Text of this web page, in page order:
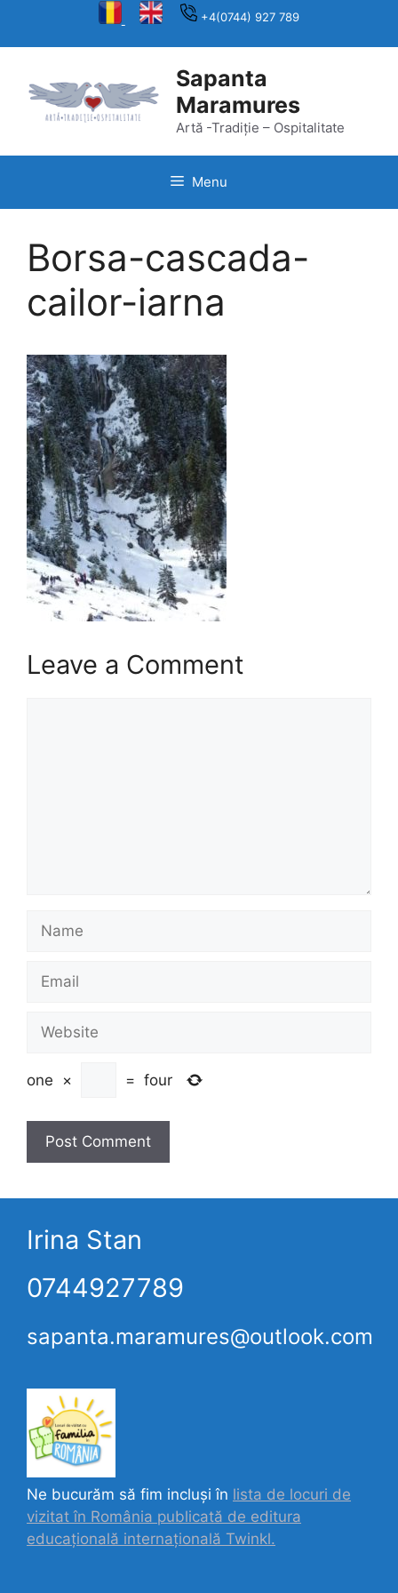
+4(0744) 927 789
Sapanta
Maramures
Artă -Tradiție – Ospitalitate
Menu
Borsa-cascada-
cailor-iarna
Leave a Comment
Name
Email
Website
one × = four
Irina Stan
0744927789
sapanta.maramures@outlook.com
Ne bucurăm să fim incluși în lista de locuri de
vizitat în România publicată de editura
educațională internațională Twinkl.